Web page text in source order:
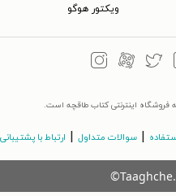
ویکتور هوگو
اینترنتی کتاب طاقچه است.
سوالات متداول ارتباط با پشتیبانی